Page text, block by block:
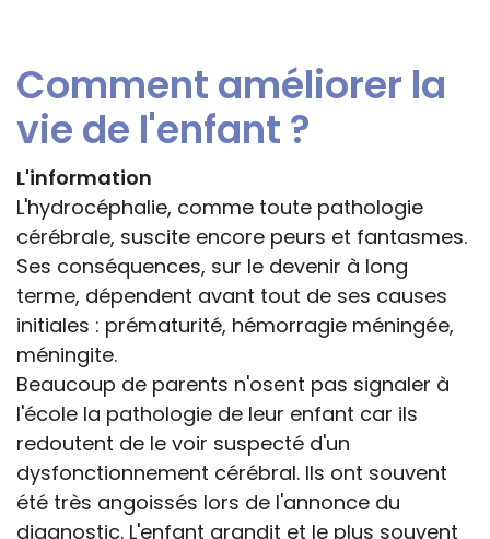
Comment améliorer la
vie de l'enfant ?
L'information
L'hydrocéphalie, comme toute pathologie
cérébrale, suscite encore peurs et fantasmes.
Ses conséquences, sur le devenir à long
terme, dépendent avant tout de ses causes
initiales : prématurité, hémorragie méningée,
méningite.
Beaucoup de parents n'osent pas signaler à
l'école la pathologie de leur enfant car ils
redoutent de le voir suspecté d'un
dysfonctionnement cérébral. Ils ont souvent
été très angoissés lors de l'annonce du
diagnostic. L'enfant grandit et le plus souvent